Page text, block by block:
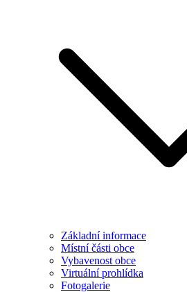
Základní informace
Místní části obce
Vybavenost obce
Virtuální prohlídka
Fotogalerie